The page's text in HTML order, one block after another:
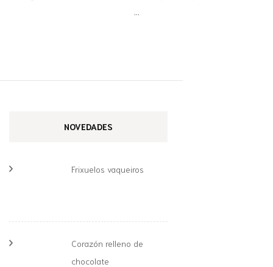
NOVEDADES
Frixuelos vaqueiros
Corazón relleno de
chocolate